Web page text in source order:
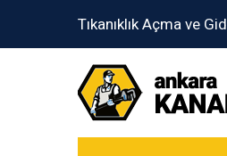
Tıkanıklık Açma ve